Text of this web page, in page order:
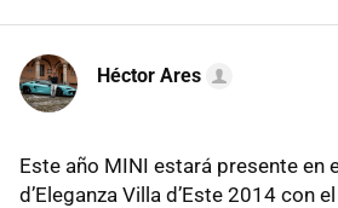
Héctor Ares
Este año MINI estará presente en
d’Eleganza Villa d’Este 2014 con el